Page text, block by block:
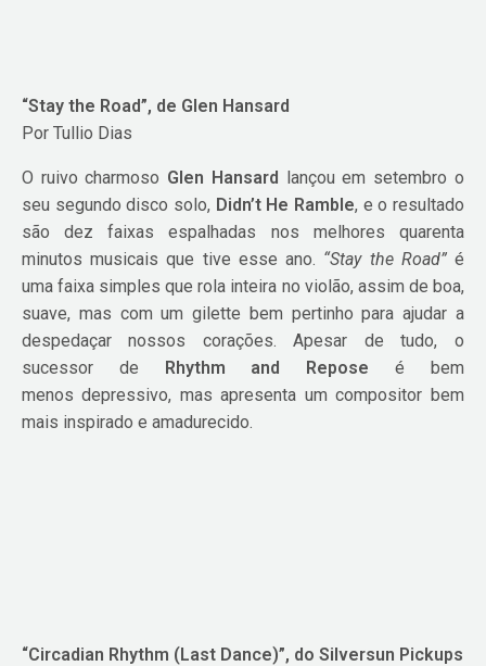
“Stay the Road”, de Glen Hansard
Por Tullio Dias
O ruivo charmoso Glen Hansard lançou em setembro o
seu segundo disco solo, Didn’t He Ramble, e o resultado
são dez faixas espalhadas nos melhores quarenta
minutos musicais que tive esse ano. “Stay the Road”é
uma faixa simples que rola inteira no violão, assim de boa,
suave, mas com um gilette bem pertinho para ajudar a
despedaçar nossos corações. Apesar de tudo, o
sucessor de Rhythm and Repose é bem
menos depressivo, mas apresenta um compositor bem
mais inspirado e amadurecido.
“Circadian Rhythm (Last Dance)”, do Silversun Pickups